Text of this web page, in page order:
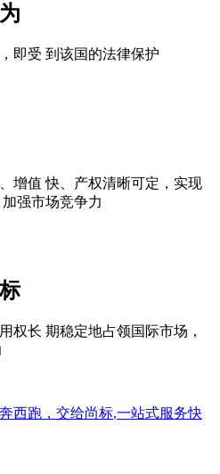
即受 到该国的法律保护
增值 快、产权清晰可定，实现
强市场竞争力
权长 期稳定地占领国际市场，
西跑，交给尚标,一站式服务快